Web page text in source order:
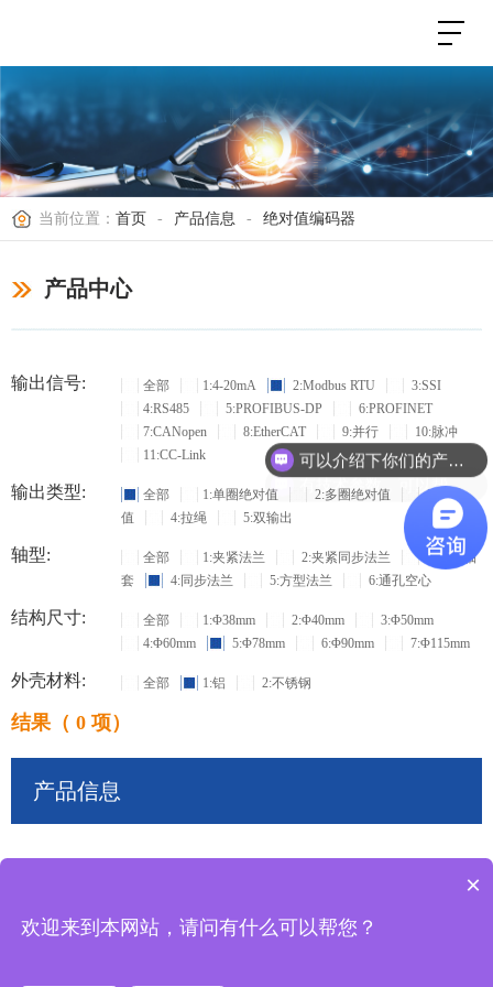
当前位置： 首页 - 产品信息 - 绝对值编码器
产品中心
输出信号: 全部 1:4-20mA 2:Modbus RTU
3:SSI
4:RS485
5:PROFIBUS-DP
6:PROFINET
7:CANopen
8:EtherCAT 9:并行
10:脉冲
11:CC-Link
输出类型: 全部 1:单圈绝对值 2:多圈绝对值
3:增量
值
4:拉绳 5:双输出
轴型: 全部 1:夹紧法兰 2:夹紧同步法兰
3:盲孔轴
套
4:同步法兰 5:方型法兰 6:通孔空心
结构尺寸: 全部 1:Φ38mm 2:Φ40mm
3:Φ50mm
4:Φ60mm
5:Φ78mm 6:Φ90mm 7:Φ115mm
外壳材料: 全部 1:铝 2:不锈钢
结果（ 0 项）
产品信息
可以介绍下你们的产品么？
有技术参数，可以帮忙选型吗？
×
欢迎来到本网站，请问有什么可以帮您？